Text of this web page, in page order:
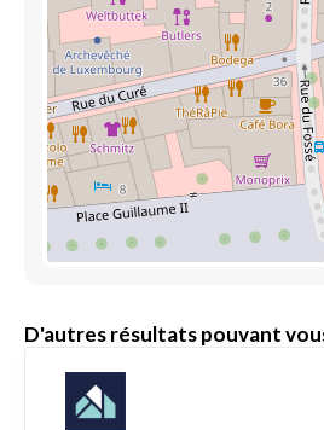
D'autres résultats pouvant